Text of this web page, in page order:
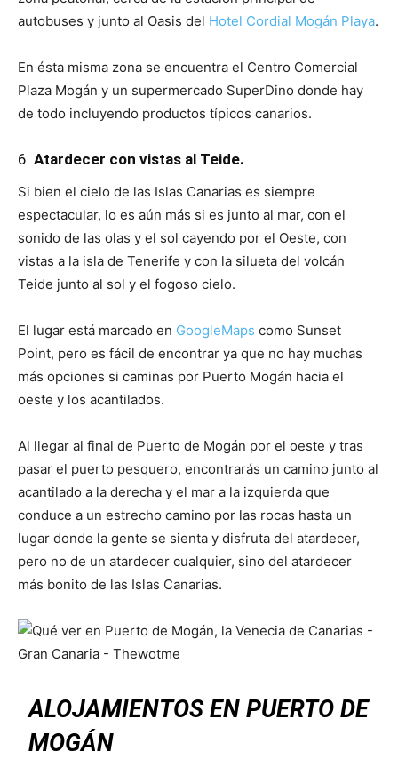
autobuses y junto al Oasis del Hotel Cordial Mogán Playa.
En ésta misma zona se encuentra el Centro Comercial
Plaza Mogán y un supermercado SuperDino donde hay
de todo incluyendo productos típicos canarios.
6. Atardecer con vistas al Teide.
Si bien el cielo de las Islas Canarias es siempre
espectacular, lo es aún más si es junto al mar, con el
sonido de las olas y el sol cayendo por el Oeste, con
vistas a la isla de Tenerife y con la silueta del volcán
Teide junto al sol y el fogoso cielo.
El lugar está marcado en GoogleMaps como Sunset
Point, pero es fácil de encontrar ya que no hay muchas
más opciones si caminas por Puerto Mogán hacia el
oeste y los acantilados.
Al llegar al final de Puerto de Mogán por el oeste y tras
pasar el puerto pesquero, encontrarás un camino junto al
acantilado a la derecha y el mar a la izquierda que
conduce a un estrecho camino por las rocas hasta un
lugar donde la gente se sienta y disfruta del atardecer,
pero no de un atardecer cualquier, sino del atardecer
más bonito de las Islas Canarias.
ALOJAMIENTOS EN PUERTO DE
MOGÁN